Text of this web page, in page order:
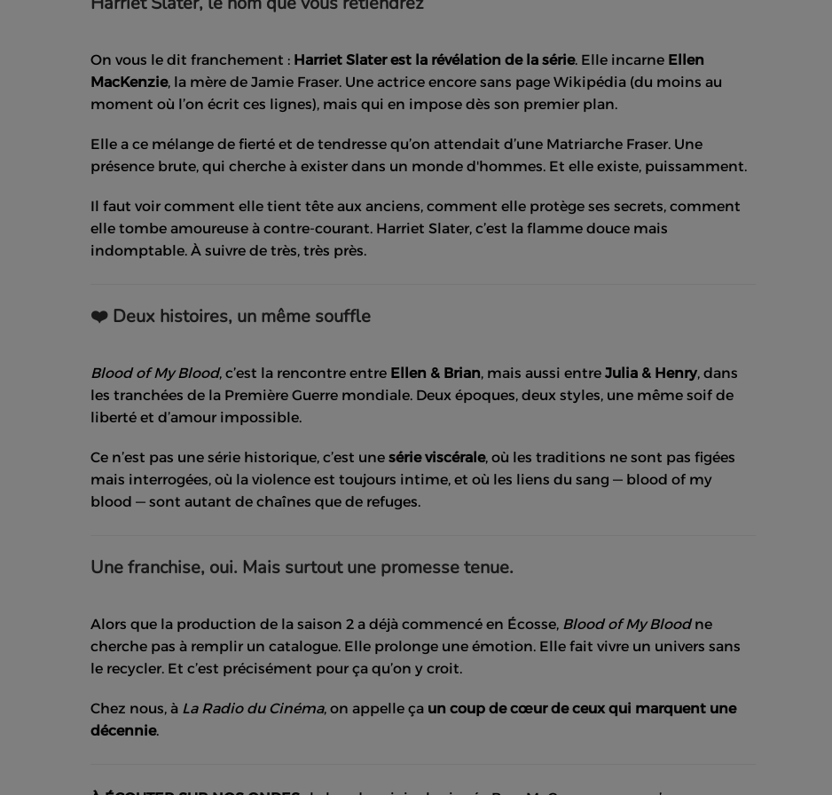
On vous le dit franchement : Harriet Slater est la révélation de la série. Elle incarne Ellen
MacKenzie, la mère de Jamie Fraser. Une actrice encore sans page Wikipédia (du moins au
moment où l’on écrit ces lignes), mais qui en impose dès son premier plan.
Elle a ce mélange de fierté et de tendresse qu’on attendait d’une Matriarche Fraser. Une
présence brute, qui cherche à exister dans un monde d'hommes. Et elle existe, puissamment.
Il faut voir comment elle tient tête aux anciens, comment elle protège ses secrets, comment
elle tombe amoureuse à contre-courant. Harriet Slater, c’est la flamme douce mais
indomptable. À suivre de très, très près.
❤️ Deux histoires, un même souffle
Blood of My Blood, c’est la rencontre entre Ellen & Brian, mais aussi entre Julia & Henry, dans
les tranchées de la Première Guerre mondiale. Deux époques, deux styles, une même soif de
liberté et d’amour impossible.
Ce n’est pas une série historique, c’est une série viscérale, où les traditions ne sont pas figées
mais interrogées, où la violence est toujours intime, et où les liens du sang — blood of my
blood — sont autant de chaînes que de refuges.
Une franchise, oui. Mais surtout une promesse tenue.
Alors que la production de la saison 2 a déjà commencé en Écosse, Blood of My Bloodne
cherche pas à remplir un catalogue. Elle prolonge une émotion. Elle fait vivre un univers sans
le recycler. Et c’est précisément pour ça qu’on y croit.
Chez nous, à La Radio du Cinéma, on appelle ça un coup de cœur de ceux qui marquent une
décennie.